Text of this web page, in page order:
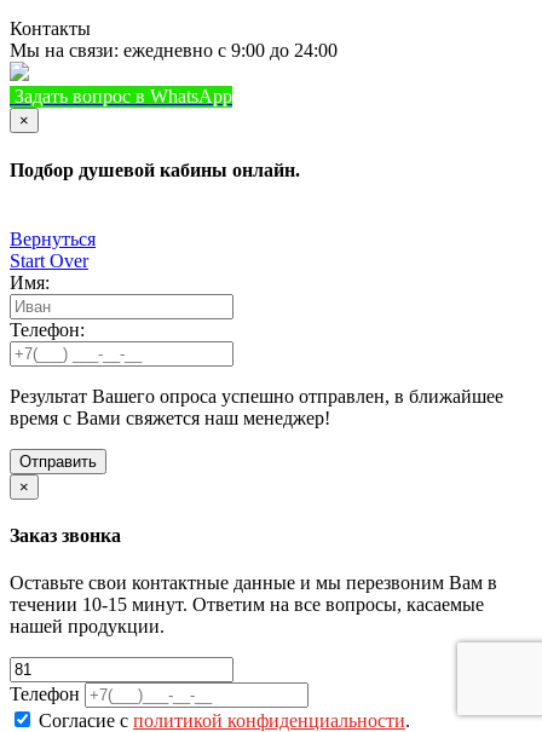
Контакты
Мы на связи: ежедневно с 9:00 до 24:00
Задать вопрос в WhatsApp
×
Подбор душевой кабины онлайн.
Вернуться
Start Over
Имя:
Телефон:
Результат Вашего опроса успешно отправлен, в ближайшее
время с Вами свяжется наш менеджер!
×
Заказ звонка
Оставьте свои контактные данные и мы перезвоним Вам в
течении 10-15 минут. Ответим на все вопросы, касаемые
нашей продукции.
Телефон
Согласие с политикой конфиденциальности.